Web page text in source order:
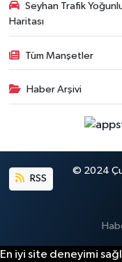
Seyhan Trafik
Haritası
Tüm Manşetler
Haber Arşivi
RSS
© 2024
En iyi site deneyimi